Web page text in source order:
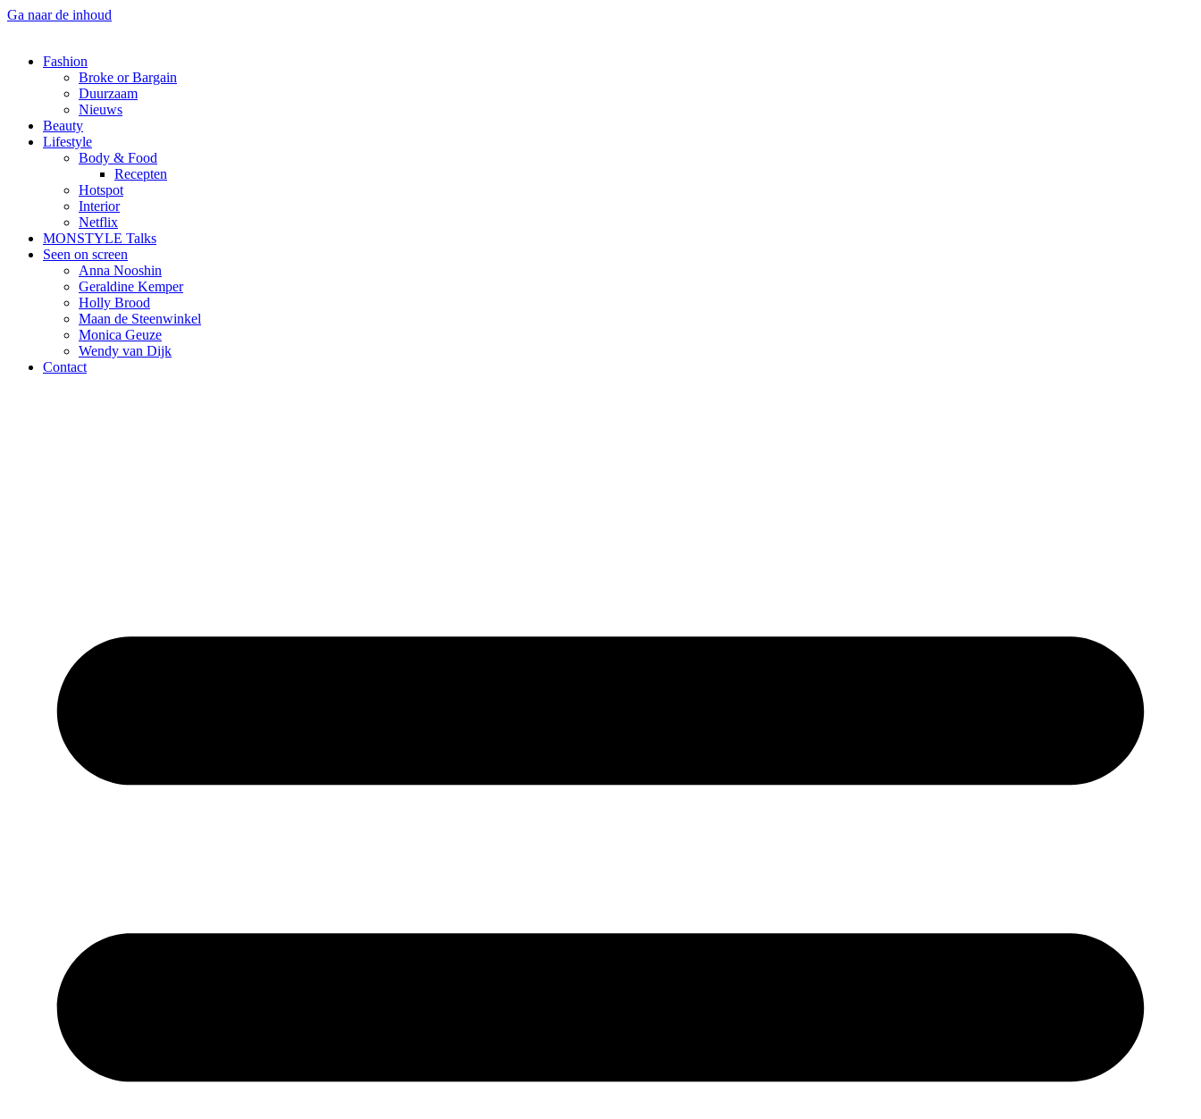
Ga naar de inhoud
Fashion
Broke or Bargain
Duurzaam
Nieuws
Beauty
Lifestyle
Body & Food
Recepten
Hotspot
Interior
Netflix
MONSTYLE Talks
Seen on screen
Anna Nooshin
Geraldine Kemper
Holly Brood
Maan de Steenwinkel
Monica Geuze
Wendy van Dijk
Contact